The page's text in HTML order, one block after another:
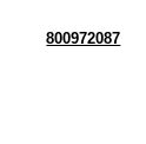
800972087